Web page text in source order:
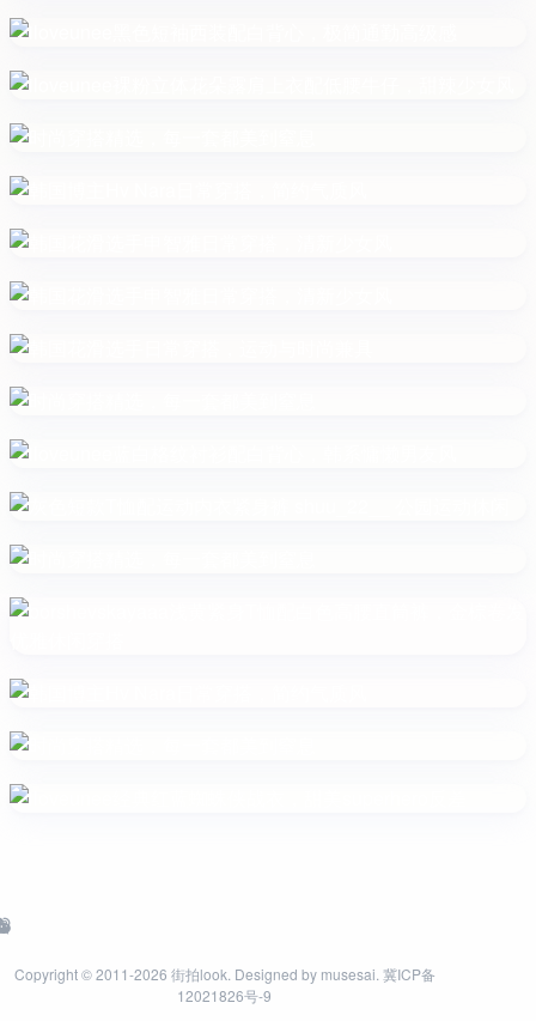
Copyright © 2011-2026 街拍look . Designed by musesai 冀ICP备
12021826号-9